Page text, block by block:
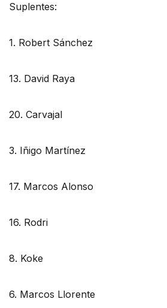
Suplentes:
1. Robert Sánchez
13. David Raya
20. Carvajal
3. Iñigo Martínez
17. Marcos Alonso
16. Rodri
8. Koke
6. Marcos Llorente